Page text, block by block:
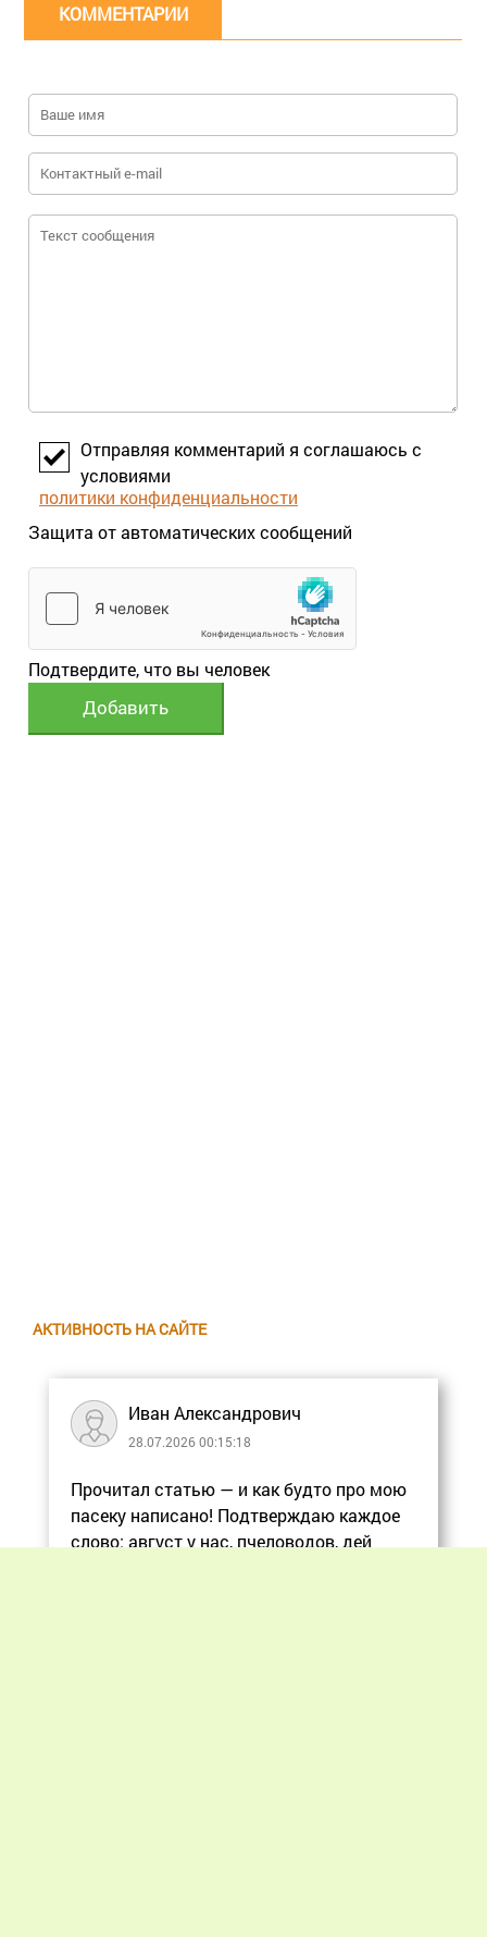
КОММЕНТАРИИ
Отправляя комментарий я соглашаюсь с
условиями
политики конфиденциальности
Защита от автоматических сообщений
Подтвердите, что вы человек
АКТИВНОСТЬ НА САЙТЕ
Иван Александрович
28.07.2026 00:15:18
Прочитал статью — и как будто про мою
пасеку написано! Подтверждаю каждое
слово: август у нас, пчеловодов, дей